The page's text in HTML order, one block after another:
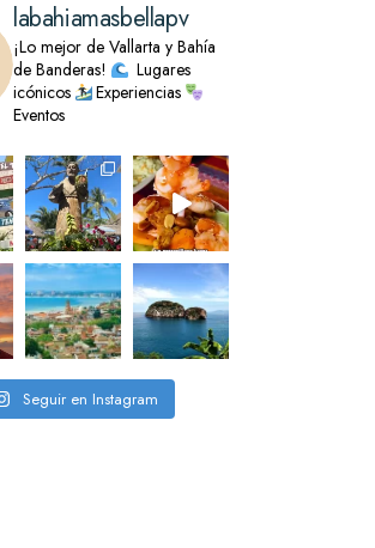
labahiamasbellapv
¡Lo mejor de Vallarta y Bahía
de Banderas!
Lugares
icónicos
Experiencias
Eventos
Seguir en Instagram